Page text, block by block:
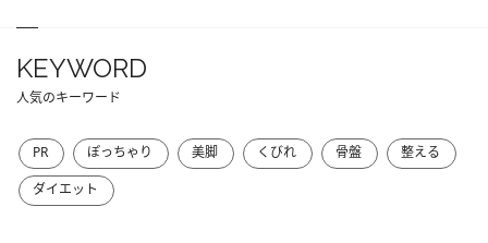
KEYWORD
人気のキーワード
PR ぽっちゃり 美脚 くびれ 骨盤
整える
ダイエット